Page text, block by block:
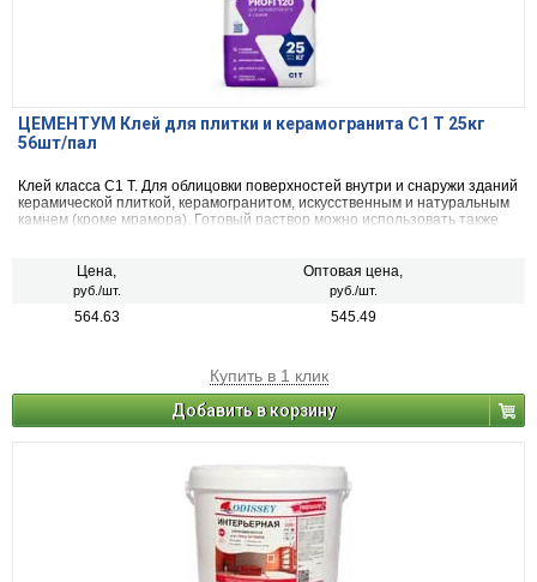
ЦЕМЕНТУМ Клей для плитки и керамогранита С1 Т 25кг
56шт/пал
Клей класса С1 Т. Для облицовки поверхностей внутри и снаружи зданий
керамической плиткой, керамогранитом, искусственным и натуральным
камнем (кроме мрамора). Готовый раствор можно использовать также
Цена,
руб./шт.
Оптовая цена,
руб./шт.
564.63 545.49
Купить в 1 клик
Добавить в корзину